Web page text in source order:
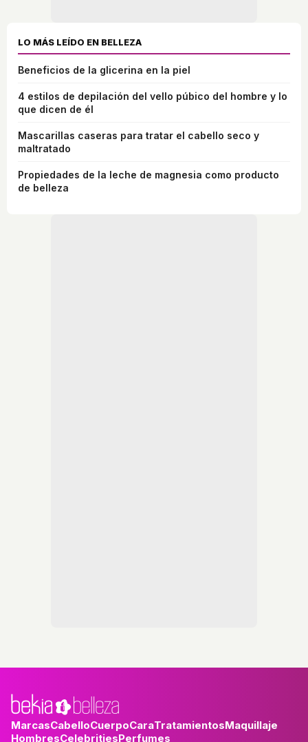
LO MÁS LEÍDO EN BELLEZA
Beneficios de la glicerina en la piel
4 estilos de depilación del vello púbico del hombre y lo
que dicen de él
Mascarillas caseras para tratar el cabello seco y
maltratado
Propiedades de la leche de magnesia como producto
de belleza
MarcasCabelloCuerpoCaraTratamientosMaquillaje
HombresCelebritiesPerfumes